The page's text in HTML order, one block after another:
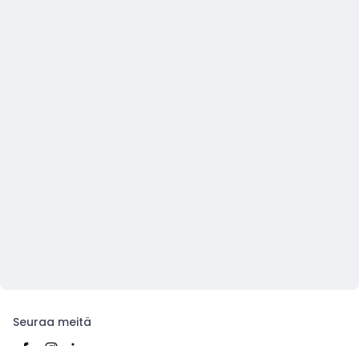
Seuraa meitä